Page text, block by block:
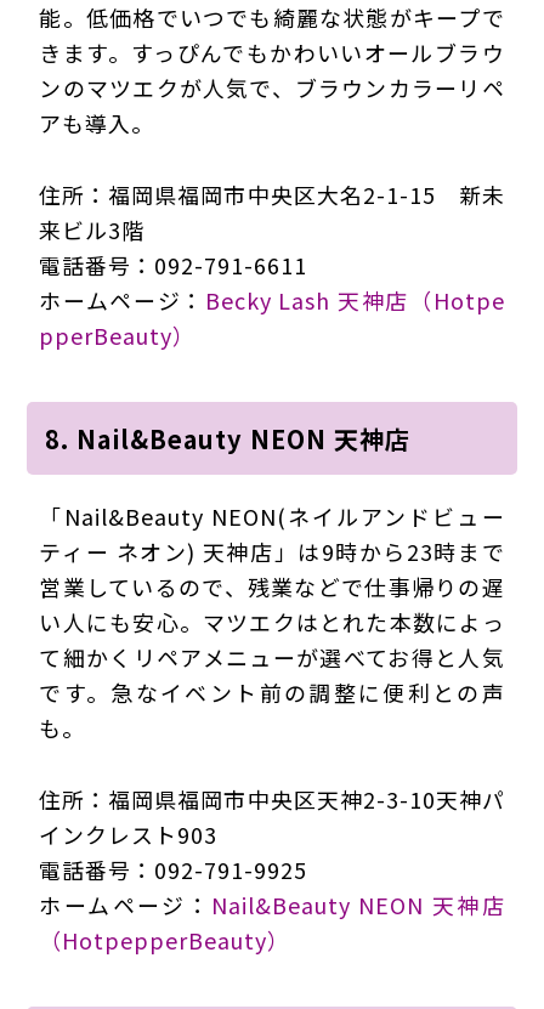
能。低価格でいつでも綺麗な状態がキープで
きます。すっぴんでもかわいいオールブラウ
ンのマツエクが人気で、ブラウンカラーリペ
アも導入。
住所：福岡県福岡市中央区大名2-1-15 新未
来ビル3階
電話番号：092-791-6611
ホームページ： Becky Lash 天神店（Hotpe
pperBeauty）
8. Nail&Beauty NEON 天神店
「Nail&Beauty NEON(ネイルアンドビュー
ティー ネオン) 天神店」は9時から23時まで
営業しているので、残業などで仕事帰りの遅
い人にも安心。マツエクはとれた本数によっ
て細かくリペアメニューが選べてお得と人気
です。急なイベント前の調整に便利との声
も。
住所：福岡県福岡市中央区天神2-3-10天神パ
インクレスト903
電話番号：092-791-9925
ホームページ： Nail&Beauty NEON 天神店
（HotpepperBeauty）